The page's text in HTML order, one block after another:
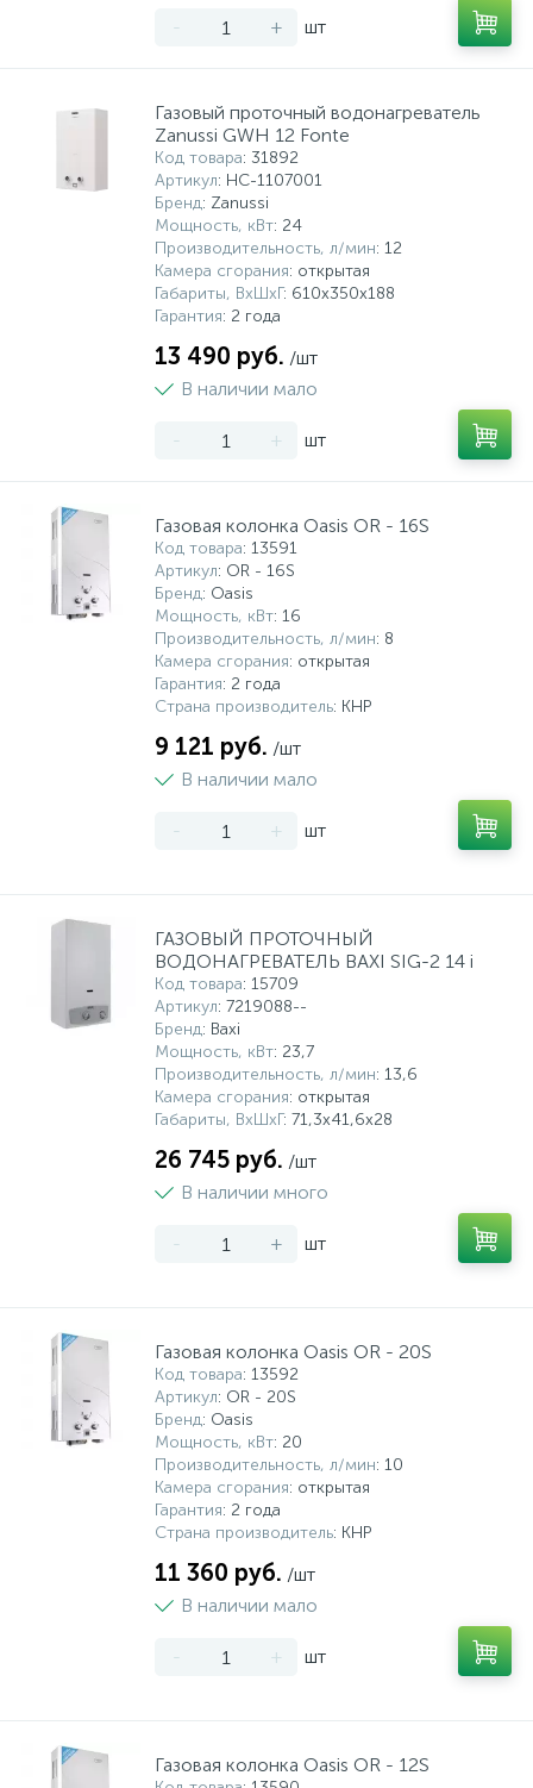
- + шт
Газовый проточный водонагреватель
Zanussi GWH 12 Fonte
Код товара: 31892
Артикул: НС-1107001
Бренд: Zanussi
Мощность, кВт: 24
Производительность, л/мин: 12
Камера сгорания: открытая
Габариты, ВхШхГ: 610х350х188
Гарантия: 2 года
13 490 руб. /шт
В наличии мало
- + шт
Газовая колонка Oasis OR - 16S
Код товара: 13591
Артикул: OR - 16S
Бренд: Oasis
Мощность, кВт: 16
Производительность, л/мин: 8
Камера сгорания: открытая
Гарантия: 2 года
Страна производитель: КНР
9 121 руб. /шт
В наличии мало
- + шт
ГАЗОВЫЙ ПРОТОЧНЫЙ
ВОДОНАГРЕВАТЕЛЬ BAXI SIG-2 14 i
Код товара: 15709
Артикул: 7219088--
Бренд: Baxi
Мощность, кВт: 23,7
Производительность, л/мин: 13,6
Камера сгорания: открытая
Габариты, ВхШхГ: 71,3х41,6х28
26 745 руб. /шт
В наличии много
- + шт
Газовая колонка Oasis OR - 20S
Код товара: 13592
Артикул: OR - 20S
Бренд: Oasis
Мощность, кВт: 20
Производительность, л/мин: 10
Камера сгорания: открытая
Гарантия: 2 года
Страна производитель: КНР
11 360 руб. /шт
В наличии мало
- + шт
Газовая колонка Oasis OR - 12S